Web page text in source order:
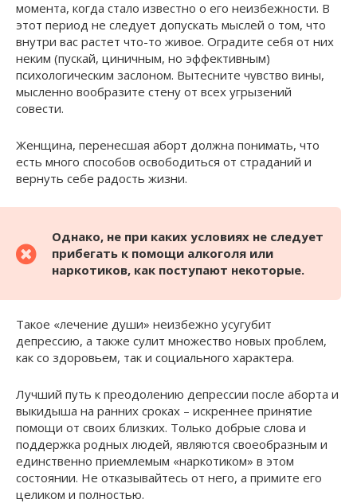
момента, когда стало известно о его неизбежности. В
этот период не следует допускать мыслей о том, что
внутри вас растет что-то живое. Оградите себя от них
неким (пускай, циничным, но эффективным)
психологическим заслоном. Вытесните чувство вины,
мысленно вообразите стену от всех угрызений
совести.
Женщина, перенесшая аборт должна понимать, что
есть много способов освободиться от страданий и
вернуть себе радость жизни.
Однако, не при каких условиях не следует
прибегать к помощи алкоголя или
наркотиков, как поступают некоторые.
Такое «лечение души» неизбежно усугубит
депрессию, а также сулит множество новых проблем,
как со здоровьем, так и социального характера.
Лучший путь к преодолению депрессии после аборта и
выкидыша на ранних сроках – искреннее принятие
помощи от своих близких. Только добрые слова и
поддержка родных людей, являются своеобразным и
единственно приемлемым «наркотиком» в этом
состоянии. Не отказывайтесь от него, а примите его
целиком и полностью.